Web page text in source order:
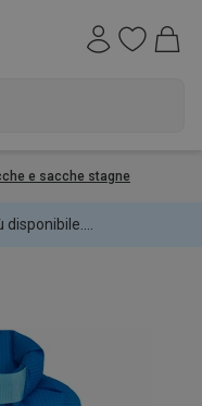
e sacche stagne